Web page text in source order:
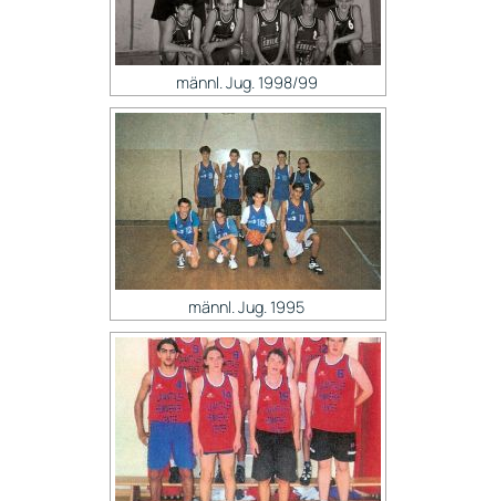
männl. Jug. 1998/99
männl. Jug. 1995